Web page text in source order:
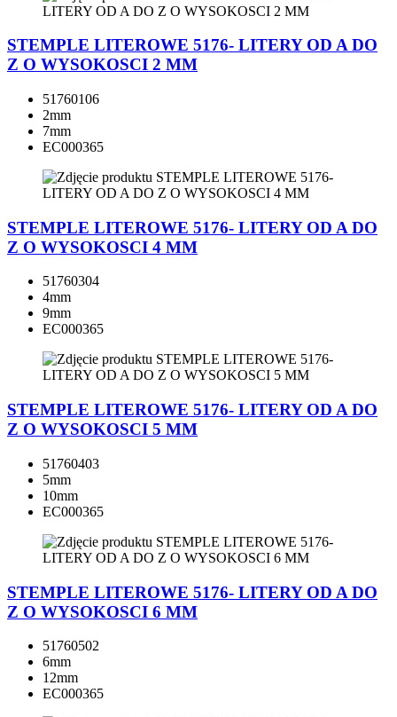
STEMPLE LITEROWE 5176- LITERY OD A DO
Z O WYSOKOSCI 2 MM
51760106
2mm
7mm
EC000365
STEMPLE LITEROWE 5176- LITERY OD A DO
Z O WYSOKOSCI 4 MM
51760304
4mm
9mm
EC000365
STEMPLE LITEROWE 5176- LITERY OD A DO
Z O WYSOKOSCI 5 MM
51760403
5mm
10mm
EC000365
STEMPLE LITEROWE 5176- LITERY OD A DO
Z O WYSOKOSCI 6 MM
51760502
6mm
12mm
EC000365